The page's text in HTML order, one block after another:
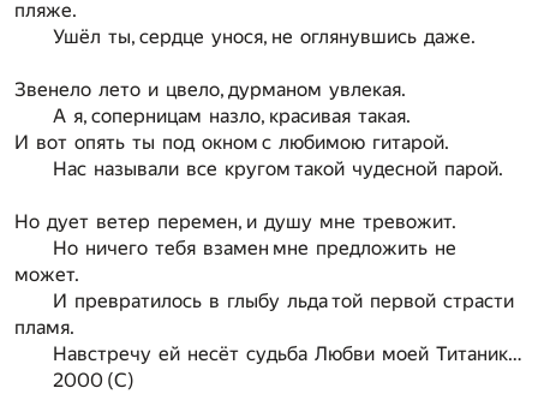
пляже.
Ушёл ты, сердце унося, не оглянувшись даже.
Звенело лето и цвело, дурманом увлекая.
А я, соперницам назло, красивая такая.
И вот опять ты под окном с любимою гитарой.
Нас называли все кругом такой чудесной парой.
Но дует ветер перемен, и душу мне тревожит.
Но ничего тебя взамен мне предложить не
может.
И превратилось в глыбу льда той первой страсти
пламя.
Навстречу ей несёт судьба Любви моей Титаник…
2000 (С)